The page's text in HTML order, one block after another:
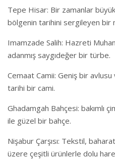
Tepe Hisar: Bir zamanlar
bölgenin tarihini sergileyen bir
Imamzade Salih: Hazreti
adanmış saygıdeğer bir türbe.
Cemaat Camii: Geniş bir avlusu
tarihi bir cami.
Ghadamgah Bahçesi: bakımlı
ile güzel bir bahçe.
Nişabur Çarşısı: Tekstil,
üzere çeşitli ürünlerle dolu